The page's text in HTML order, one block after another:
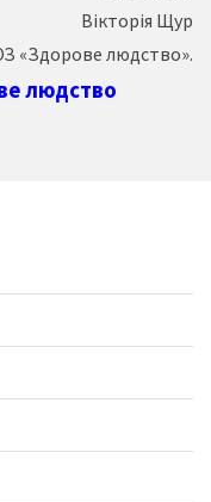
Вікторія Щур
«Здорове людство».
людство